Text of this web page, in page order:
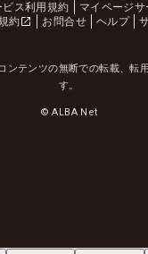
ス利用規約
マイページ
約
お問合せ ヘルプ
ンテンツの無断での転載、転
す。
© ALBA Net